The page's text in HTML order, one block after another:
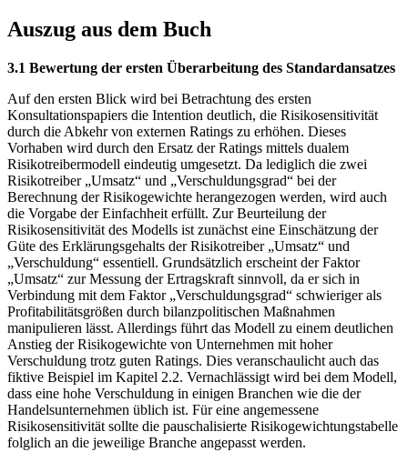
Auszug aus dem Buch
3.1 Bewertung der ersten Überarbeitung des Standardansatzes
Auf den ersten Blick wird bei Betrachtung des ersten
Konsultationspapiers die Intention deutlich, die Risikosensitivität
durch die Abkehr von externen Ratings zu erhöhen. Dieses
Vorhaben wird durch den Ersatz der Ratings mittels dualem
Risikotreibermodell eindeutig umgesetzt. Da lediglich die zwei
Risikotreiber „Umsatz“ und „Verschuldungsgrad“ bei der
Berechnung der Risikogewichte herangezogen werden, wird auch
die Vorgabe der Einfachheit erfüllt. Zur Beurteilung der
Risikosensitivität des Modells ist zunächst eine Einschätzung der
Güte des Erklärungsgehalts der Risikotreiber „Umsatz“ und
„Verschuldung“ essentiell. Grundsätzlich erscheint der Faktor
„Umsatz“ zur Messung der Ertragskraft sinnvoll, da er sich in
Verbindung mit dem Faktor „Verschuldungsgrad“ schwieriger als
Profitabilitätsgrößen durch bilanzpolitischen Maßnahmen
manipulieren lässt. Allerdings führt das Modell zu einem deutlichen
Anstieg der Risikogewichte von Unternehmen mit hoher
Verschuldung trotz guten Ratings. Dies veranschaulicht auch das
fiktive Beispiel im Kapitel 2.2. Vernachlässigt wird bei dem Modell,
dass eine hohe Verschuldung in einigen Branchen wie die der
Handelsunternehmen üblich ist. Für eine angemessene
Risikosensitivität sollte die pauschalisierte Risikogewichtungstabelle
folglich an die jeweilige Branche angepasst werden.